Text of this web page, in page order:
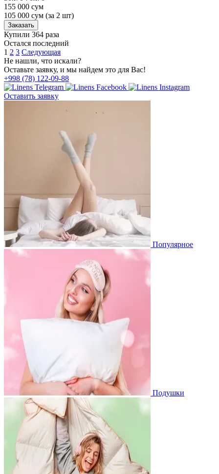
155 000 сум
105 000 сум (за 2 шт)
Заказать
Купили 364 раза
Остался последний
1 2 3 Следующая
Не нашли, что искали?
Оставьте заявку, и мы найдем это для Вас!
+998 (78) 122-09-88
Оставить заявку
Популярное
Подушки